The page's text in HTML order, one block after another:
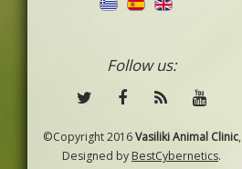
Follow us:
©Copyright 2016Vasiliki Animal Clinic,
Designed by BestCybernetics.